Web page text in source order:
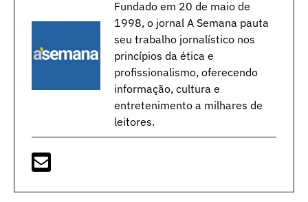
Fundado em 20 de maio de
1998, o jornal A Semana pauta
seu trabalho jornalístico nos
princípios da ética e
profissionalismo, oferecendo
informação, cultura e
entretenimento a milhares de
leitores.